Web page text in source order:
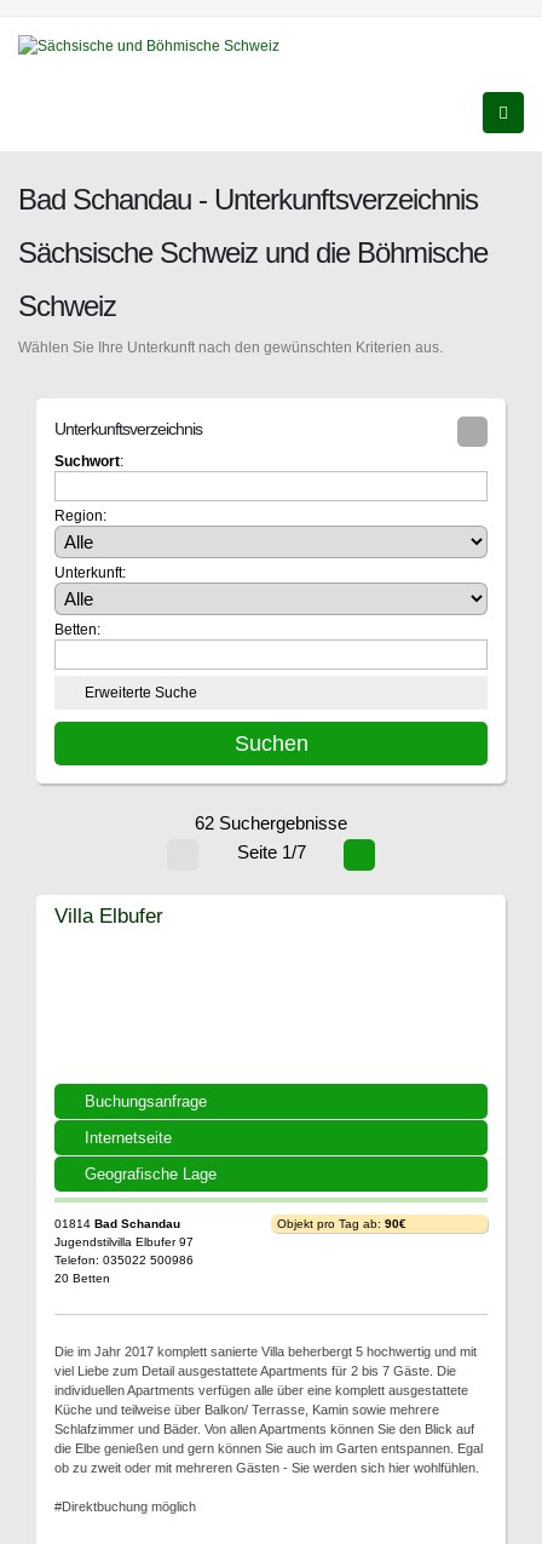
Bad Schandau - Unterkunftsverzeichnis
Sächsische Schweiz und die Böhmische
Schweiz
Wählen Sie Ihre Unterkunft nach den gewünschten Kriterien aus.
Unterkunftsverzeichnis
Suchwort:
Region:
Unterkunft:
Betten:
Erweiterte Suche
62 Suchergebnisse
Seite 1/7
Buchungsanfrage
Internetseite
Geografische Lage
Villa Elbufer
01814 Bad Schandau
Jugendstilvilla Elbufer 97
Telefon: 035022 500986
20 Betten
Objekt pro Tag ab: 90€
Die im Jahr 2017 komplett sanierte Villa beherbergt 5 hochwertig und mit
viel Liebe zum Detail ausgestattete Apartments für 2 bis 7 Gäste. Die
individuellen Apartments verfügen alle über eine komplett ausgestattete
Küche und teilweise über Balkon/ Terrasse, Kamin sowie mehrere
Schlafzimmer und Bäder. Von allen Apartments können Sie den Blick auf
die Elbe genießen und gern können Sie auch im Garten entspannen. Egal
ob zu zweit oder mit mehreren Gästen - Sie werden sich hier wohlfühlen.
#Direktbuchung möglich